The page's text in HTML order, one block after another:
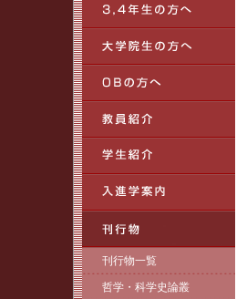
刊行物一覧
哲学・科学史論叢